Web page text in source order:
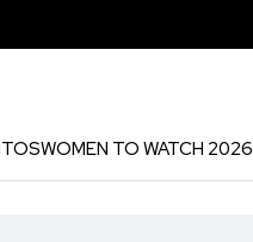
WOMEN TO WATCH 2026